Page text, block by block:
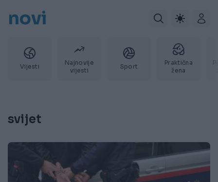
novi
Vijesti
Najnovije
vijesti
Sport
Praktična
žena
svijet